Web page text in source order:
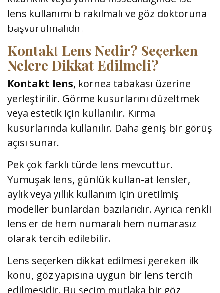
lens kullanımı bırakılmalı ve göz doktoruna
başvurulmalıdır.
Kontakt Lens Nedir? Seçerken
Nelere Dikkat Edilmeli?
Kontakt lens, kornea tabakası üzerine
yerleştirilir. Görme kusurlarını düzeltmek
veya estetik için kullanılır. Kırma
kusurlarında kullanılır. Daha geniş bir görüş
açısı sunar.
Pek çok farklı türde lens mevcuttur.
Yumuşak lens, günlük kullan-at lensler,
aylık veya yıllık kullanım için üretilmiş
modeller bunlardan bazılarıdır. Ayrıca renkli
lensler de hem numaralı hem numarasız
olarak tercih edilebilir.
Lens seçerken dikkat edilmesi gereken ilk
konu, göz yapısına uygun bir lens tercih
edilmesidir. Bu seçim mutlaka bir göz